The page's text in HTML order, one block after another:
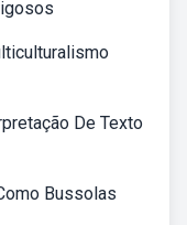
De Texto
Bussolas